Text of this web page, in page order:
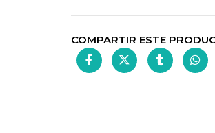
COMPARTIR ESTE